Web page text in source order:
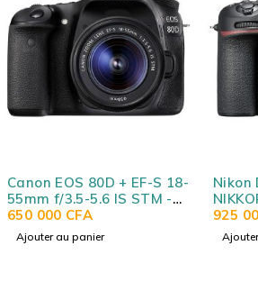
EF-S 18-
STM -
MP -
LCD
-
Nikon D7500 + AF-S DX
NIKKOR 18-140mm VR -
Appareil Photo Réflex
Numérique 20.9 MP -
Ecran inclinable 3.2" -
Ajouter au panier